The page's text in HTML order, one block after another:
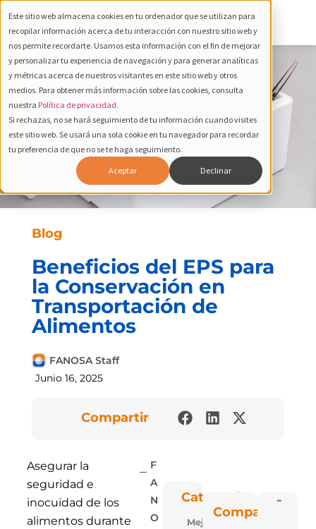
Este sitio web almacena cookies en tu ordenador que se utilizan para
recopilar información acerca de tu interacción con nuestro sitio web y
nos permite recordarte. Usamos esta información con el fin de mejorar
y personalizar tu experiencia de navegación y para generar analíticas
y métricas acerca de nuestros visitantes en este sitio web y otros
medios. Para obtener más información sobre las cookies, consulta
nuestra Política de privacidad.
Si rechazas, no se hará seguimiento de tu información cuando visites
este sitio web. Se usará una sola cookie en tu navegador para recordar
tu preferencia de que no se te haga seguimiento.
Aceptar Declinar
Blog
Beneficios del EPS para
la Conservación en
Transportación de
Alimentos
FANOSA Staff
Junio 16, 2025
Compartir
Asegurar la
seguridad e
inocuidad de los
alimentos durante
F
A
N
O
Categorías
Mejora
Compartir